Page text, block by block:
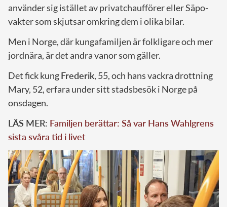
använder sig istället av privatchaufförer eller Säpo-
vakter som skjutsar omkring dem i olika bilar.
Men i Norge, där kungafamiljen är folkligare och mer
jordnära, är det andra vanor som gäller.
Det fick kungFrederik, 55, och hans vackra drottning
Mary, 52, erfara under sitt stadsbesök i Norge på
onsdagen.
LÄS MER: Familjen berättar: Så var Hans Wahlgrens
sista svåra tid i livet